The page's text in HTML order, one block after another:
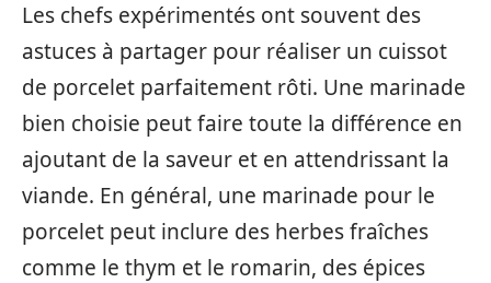
Les chefs expérimentés ont souvent des
astuces à partager pour réaliser un cuissot
de porcelet parfaitement rôti. Une marinade
bien choisie peut faire toute la différence en
ajoutant de la saveur et en attendrissant la
viande. En général, une marinade pour le
porcelet peut inclure des herbes fraîches
comme le thym et le romarin, des épices